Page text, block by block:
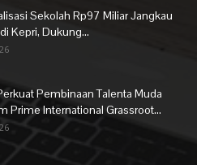
Sekolah Rp97 Miliar Jangkau
Kepri, Dukung...
Pembinaan Talenta Muda
Prime International Grassroot...